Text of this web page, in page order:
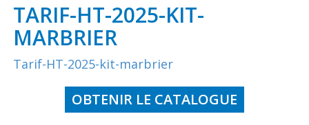
TARIF-HT-2025-KIT-
MARBRIER
Tarif-HT-2025-kit-marbrier
OBTENIR LE CATALOGUE